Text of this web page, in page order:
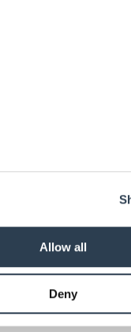
about your
by actively
how your personal
in the
features and to
that they’ve
Impressum
Allow all
Deny